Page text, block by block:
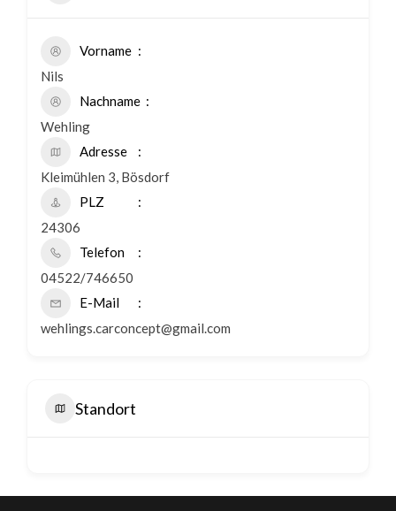
Vorname
Nils
Nachname
Wehling
Adresse
Kleimühlen 3, Bösdorf
PLZ
24306
Telefon
04522/746650
E-Mail
wehlings.carconcept@gmail.com
Standort